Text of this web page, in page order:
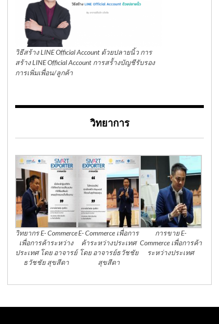
วิธีสร้าง LINE Official Account ด้วยปลายนิ้ว การ
สร้าง LINE Official Account การสร้้างบัญชีรับรอง
การเพิ่มเพื่อน/ลูกค้า
วิทยาการ
วิทยากร E- Commerce
เพื่อการค้าระหว่าง
ประเทศ โดย อาจารย์
ธวัชชัย สุขสีดา
E- Commerce เพื่อการ
ค้าระหว่างประเทศ
โดย อาจารย์ธวัชชัย
สุขสีดา
การขาย E-
Commerce เพื่อการค้า
ระหว่างประเทศ